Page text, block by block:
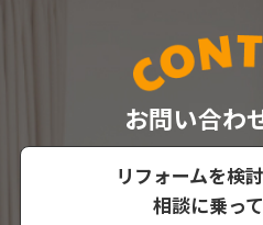
お問い合わ
リフォームを検
相談に乗っ